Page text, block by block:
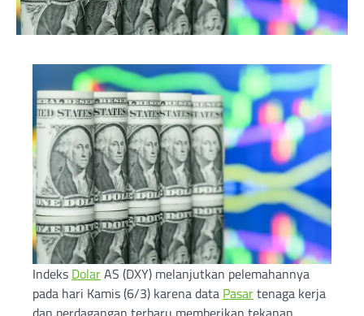
Indeks DolarAS (DXY) melanjutkan pelemahannya
pada hari Kamis (6/3) karena data Pasartenaga kerja